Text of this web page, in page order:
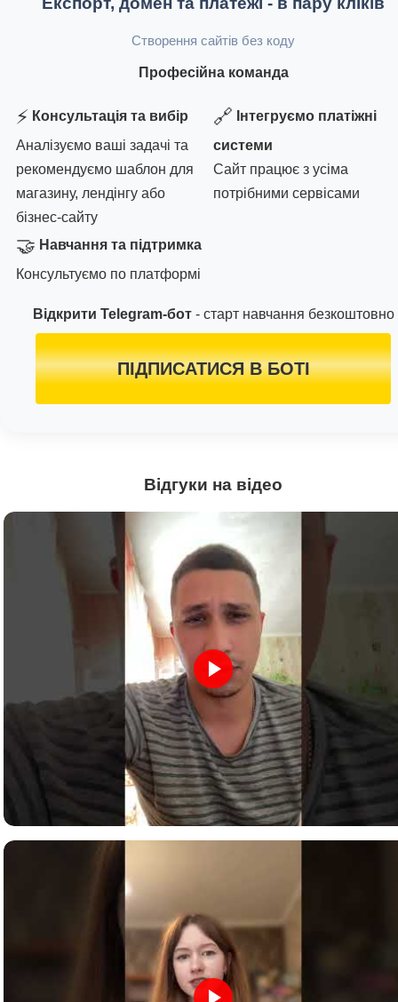
Створення сайтів без коду
Професійна команда
⚡ Консультація та вибір
Аналізуємо ваші задачі та
рекомендуємо шаблон для
магазину, лендінгу або
бізнес-сайту
🔗 Інтегруємо платіжні
системи
Сайт працює з усіма
потрібними сервісами
🤝 Навчання та підтримка
Консультуємо по платформі
Відкрити Telegram-бот- старт навчання безкоштовно
ПІДПИСАТИСЯ В БОТІ
Відгуки на відео